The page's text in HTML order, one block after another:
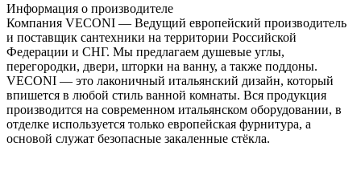
Информация о производителе
Компания VECONI — Ведущий европейский производитель
и поставщик сантехники на территории Российской
Федерации и СНГ. Мы предлагаем душевые углы,
перегородки, двери, шторки на ванну, а также поддоны.
VECONI — это лаконичный итальянский дизайн, который
впишется в любой стиль ванной комнаты. Вся продукция
производится на современном итальянском оборудовании, в
отделке используется только европейская фурнитура, а
основой служат безопасные закаленные стёкла.